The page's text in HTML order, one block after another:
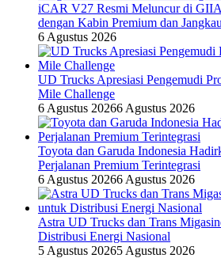
iCAR V27 Resmi Meluncur di
dengan Kabin Premium dan
6 Agustus 2026
UD Trucks Apresiasi Pengemudi
Mile Challenge
6 Agustus 20266 Agustus 2026
Toyota dan Garuda Indonesia
Perjalanan Premium Terintegrasi
6 Agustus 20266 Agustus 2026
Astra UD Trucks dan Trans
Distribusi Energi Nasional
5 Agustus 20265 Agustus 2026